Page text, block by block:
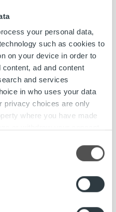
your personal data,
such as cookies to
on your device in order to
ad and content
and services
in who uses your data
privacy choices are only
where you have made
personal data is processed
saa myymästään tavarasta
lisäksi koko
on huolehtia yritysten
Joka 6. Suomessa lähtevä
ja kuukausittain yli 8
Vahvuutemme
kehittyä yksilöinä sekä